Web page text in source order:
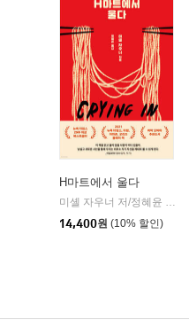
H마트에서 울다
미셸 자우너 저/정혜윤 역
14,400원 (10% 할인)